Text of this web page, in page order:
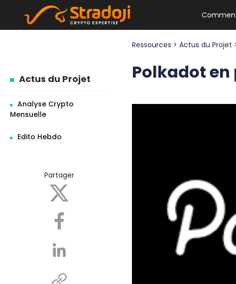
Actus du Projet
Analyse Crypto
Mensuelle
Edito Hebdo
Partager
Ressources >Actus du Projet
Polkadot en